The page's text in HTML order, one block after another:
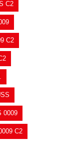
C2
C2
0009
C2